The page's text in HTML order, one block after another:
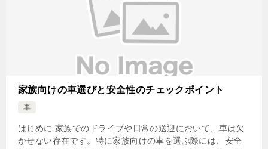
家族向けの車選びと安全性のチェックポイント
車
はじめに 家族でのドライブや日常の送迎において、車は欠
かせない存在です。特に家族向けの車を選ぶ際には、安全